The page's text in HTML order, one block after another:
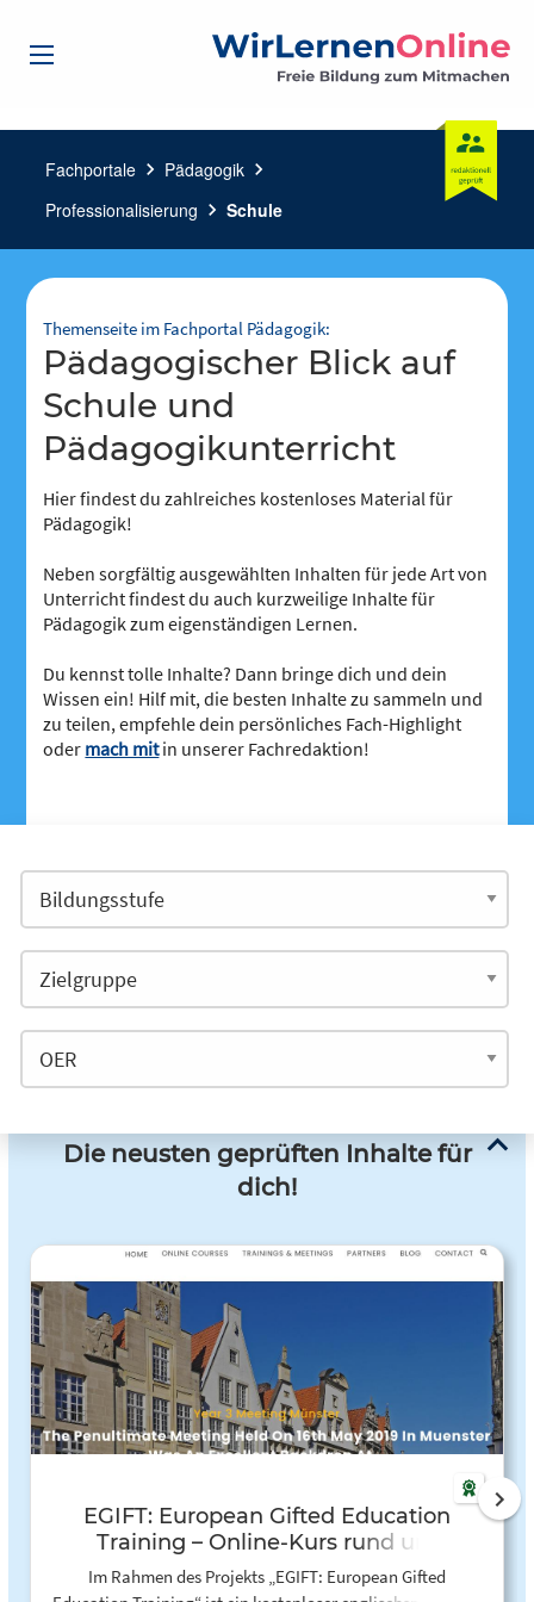
Fachportale chevron_right Pädagogik chevron_right
Professionalisierung chevron_right Schule
Themenseite im Fachportal Pädagogik:
Pädagogischer Blick auf
Schule und
Pädagogikunterricht
Hier findest du zahlreiches kostenloses Material für
Pädagogik!
Neben sorgfältig ausgewählten Inhalten für jede Art von
Unterricht findest du auch kurzweilige Inhalte für
Pädagogik zum eigenständigen Lernen.
Du kennst tolle Inhalte? Dann bringe dich und dein
Wissen ein! Hilf mit, die besten Inhalte zu sammeln und
zu teilen, empfehle dein persönliches Fach-Highlight
oder mach mitin unserer Fachredaktion!
Die neusten geprüften Inhalte für
dich!
EGIFT: European Gifted Education
Training – Online-Kurs rund um
Hochbegabung
Im Rahmen des Projekts „EGIFT: European Gifted